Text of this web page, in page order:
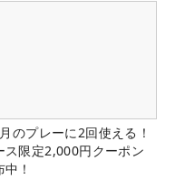
のプレーに2回使える！
ス限定2,000円クーポン
！